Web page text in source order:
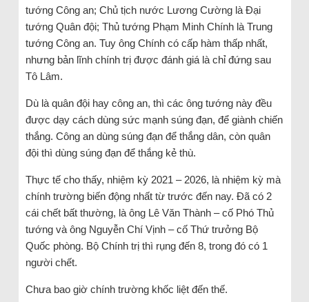
tướng Công an; Chủ tịch nước Lương Cường là Đại
tướng Quân đội; Thủ tướng Phạm Minh Chính là Trung
tướng Công an. Tuy ông Chính có cấp hàm thấp nhất,
nhưng bản lĩnh chính trị được đánh giá là chỉ đứng sau
Tô Lâm.
Dù là quân đội hay công an, thì các ông tướng này đều
được dạy cách dùng sức mạnh súng đạn, để giành chiến
thắng. Công an dùng súng đạn để thắng dân, còn quân
đội thì dùng súng đạn để thắng kẻ thù.
Thực tế cho thấy, nhiệm kỳ 2021 – 2026, là nhiệm kỳ mà
chính trường biến động nhất từ trước đến nay. Đã có 2
cái chết bất thường, là ông Lê Văn Thành – cố Phó Thủ
tướng và ông Nguyễn Chí Vịnh – cố Thứ trưởng Bộ
Quốc phòng. Bộ Chính trị thì rụng đến 8, trong đó có 1
người chết.
Chưa bao giờ chính trường khốc liệt đến thế.